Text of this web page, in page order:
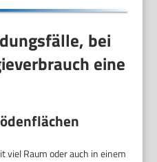
bei
eine
viel Raum oder auch in einem